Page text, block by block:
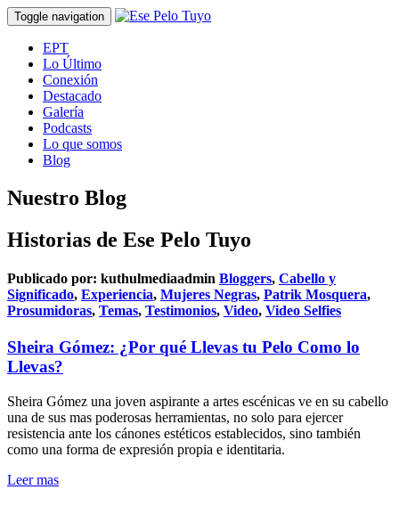
Toggle navigation
EPT
Lo Último
Conexión
Destacado
Galería
Podcasts
Lo que somos
Blog
Nuestro Blog
Historias de Ese Pelo Tuyo
Publicado por: kuthulmediaadmin Bloggers, Cabello y
Significado, Experiencia, Mujeres Negras, Patrik Mosquera,
Prosumidoras, Temas, Testimonios, Video, Video Selfies
Sheira Gómez: ¿Por qué Llevas tu Pelo Como lo
Llevas?
Sheira Gómez una joven aspirante a artes escénicas ve en su cabello
una de sus mas poderosas herramientas, no solo para ejercer
resistencia ante los cánones estéticos establecidos, sino también
como una forma de expresión propia e identitaria.
Leer mas